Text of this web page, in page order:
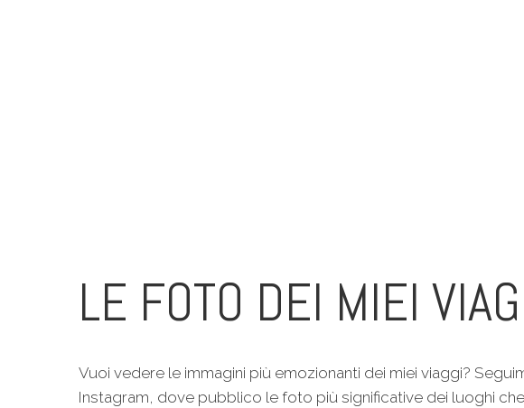
LE FOTO DEI MIEI
Vuoi vedere le immagini più emozionanti dei miei viaggi?
Instagram, dove pubblico le foto più significative dei luoghi